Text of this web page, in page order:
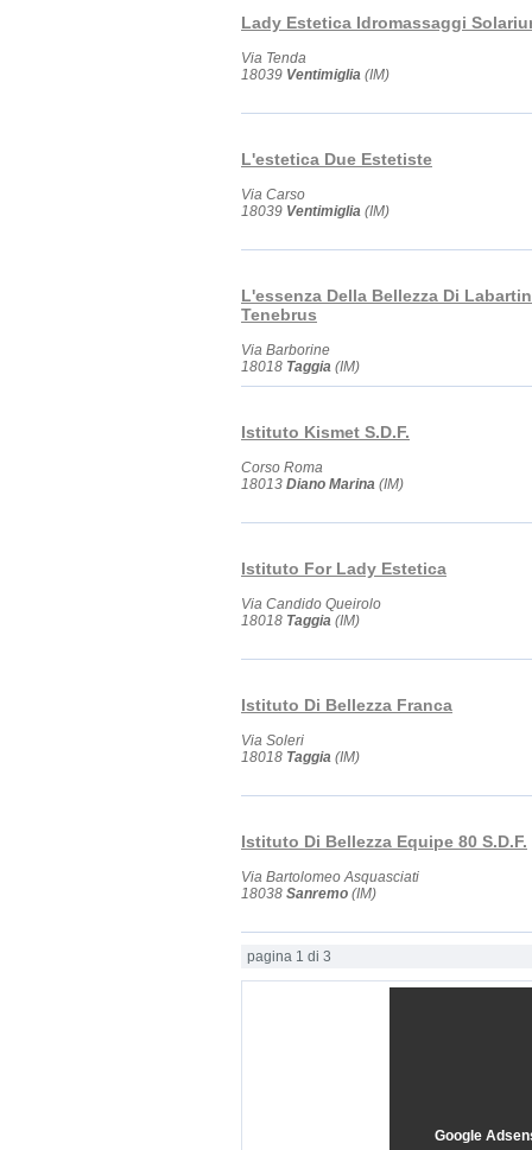
Lady Estetica Idromassaggi
Via Tenda
18039 Ventimiglia (IM)
L'estetica Due Estetiste
Via Carso
18039 Ventimiglia (IM)
L'essenza Della Bellezza Di
Tenebrus
Via Barborine
18018 Taggia (IM)
Istituto Kismet S.D.F.
Corso Roma
18013 Diano Marina (IM)
Istituto For Lady Estetica
Via Candido Queirolo
18018 Taggia (IM)
Istituto Di Bellezza Franca
Via Soleri
18018 Taggia (IM)
Istituto Di Bellezza Equipe 80 S.D.F.
Via Bartolomeo Asquasciati
18038 Sanremo (IM)
pagina 1 di 3
Google